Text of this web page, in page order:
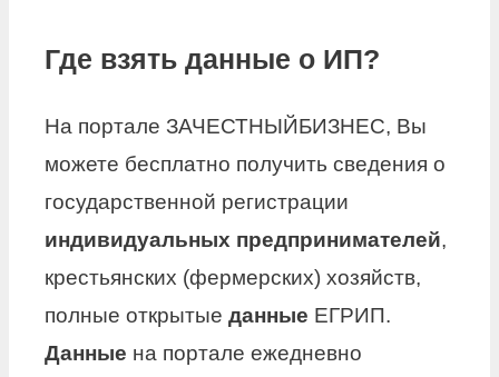
Где взять данные о ИП?
На портале ЗАЧЕСТНЫЙБИЗНЕС, Вы
можете бесплатно получить сведения о
государственной регистрации
индивидуальных предпринимателей,
крестьянских (фермерских) хозяйств,
полные открытые данные ЕГРИП.
Данные на портале ежедневно